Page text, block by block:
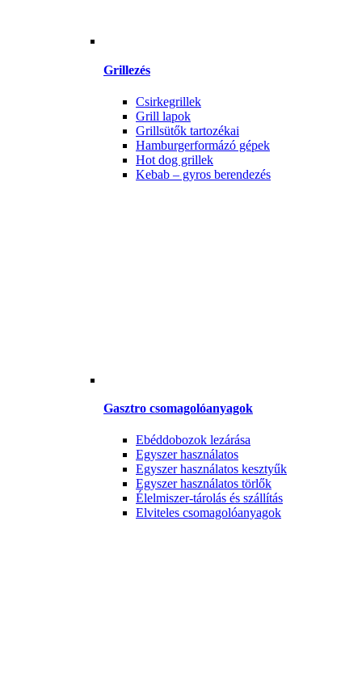
Grillezés
Csirkegrillek
Grill lapok
Grillsütők tartozékai
Hamburgerformázó gépek
Hot dog grillek
Kebab – gyros berendezés
Gasztro csomagolóanyagok
Ebéddobozok lezárása
Egyszer használatos
Egyszer használatos kesztyűk
Egyszer használatos törlők
Élelmiszer-tárolás és szállítás
Elviteles csomagolóanyagok